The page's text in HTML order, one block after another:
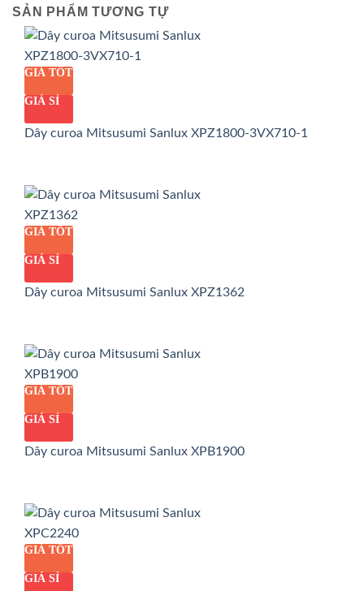
SẢN PHẨM TƯƠNG TỰ
GIÁ TỐT
GIÁ SỈ
Dây curoa Mitsusumi Sanlux XPZ1800-3VX710-1
GIÁ TỐT
GIÁ SỈ
Dây curoa Mitsusumi Sanlux XPZ1362
GIÁ TỐT
GIÁ SỈ
Dây curoa Mitsusumi Sanlux XPB1900
GIÁ TỐT
GIÁ SỈ